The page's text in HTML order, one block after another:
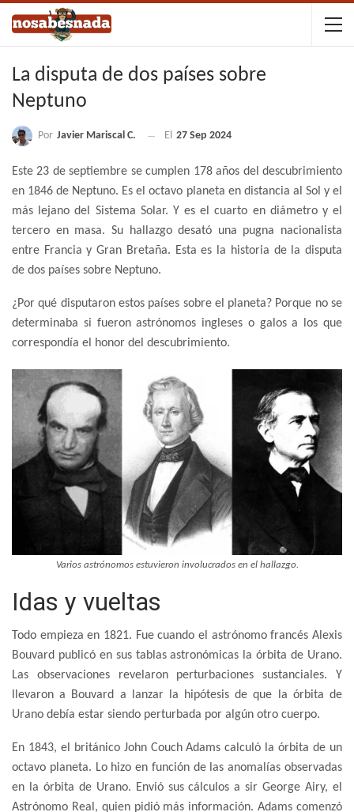
La disputa de dos países sobre
Neptuno
Por Javier Mariscal C. El 27 Sep 2024
Este 23 de septiembre se cumplen 178 años del descubrimiento
en 1846 de Neptuno. Es el octavo planeta en distancia al Sol y el
más lejano del Sistema Solar. Y es el cuarto en diámetro y el
tercero en masa. Su hallazgo desató una pugna nacionalista
entre Francia y Gran Bretaña. Esta es la historia de la disputa
de dos países sobre Neptuno.
¿Por qué disputaron estos países sobre el planeta? Porque no se
determinaba si fueron astrónomos ingleses o galos a los que
correspondía el honor del descubrimiento.
Varios astrónomos estuvieron involucrados en el hallazgo.
Idas y vueltas
Todo empieza en 1821. Fue cuando el astrónomo francés Alexis
Bouvard publicó en sus tablas astronómicas la órbita de Urano.
Las observaciones revelaron perturbaciones sustanciales. Y
llevaron a Bouvard a lanzar la hipótesis de que la órbita de
Urano debía estar siendo perturbada por algún otro cuerpo.
En 1843, el británico John Couch Adams calculó la órbita de un
octavo planeta. Lo hizo en función de las anomalías observadas
en la órbita de Urano. Envió sus cálculos a sir George Airy, el
Astrónomo Real, quien pidió más información. Adams comenzó